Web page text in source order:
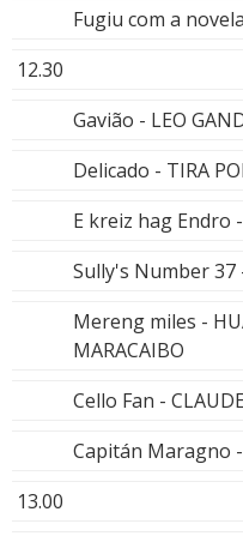
Fugiu com a
12.30
Gavião - LEO
Delicado - TIRA
E kreiz hag Endro
Sully's Number 37
Mereng miles -
MARACAIBO
Cello Fan -
Capitán Maragno
13.00